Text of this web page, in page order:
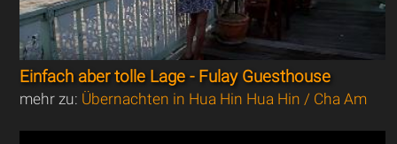
Einfach aber tolle Lage - Fulay Guesthouse
mehr zu: Übernachten in Hua Hin Hua Hin / Cha Am